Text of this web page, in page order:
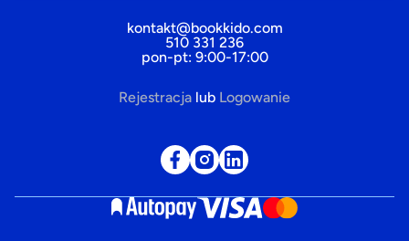
kontakt@bookkido.com
510 331 236
pon-pt: 9:00-17:00
Rejestracja lub Logowanie